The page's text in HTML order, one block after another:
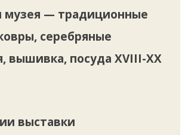
музея — традиционные
серебряные
вышивка, посуда XVIII-XX
выставки